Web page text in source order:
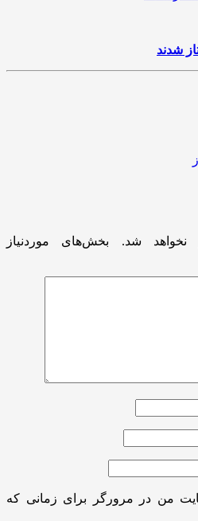
شدند
نخواهد شد.
بخش‌های موردنیاز
من در مرورگر برای زمانی که